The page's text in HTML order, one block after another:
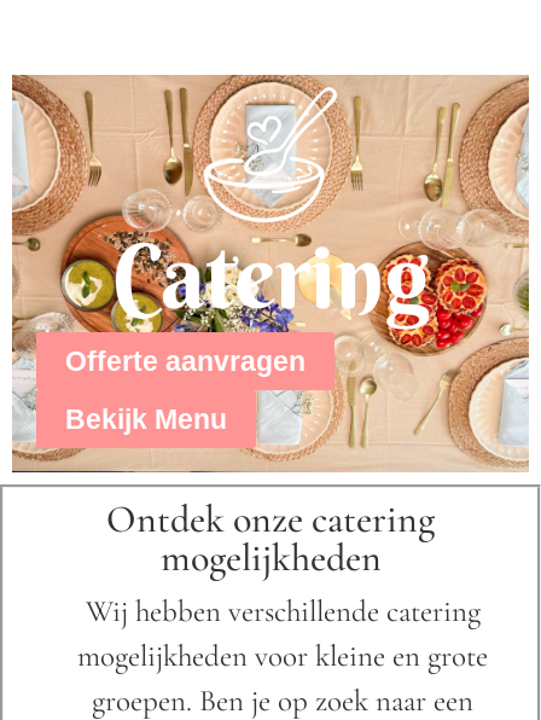
Catering
Offerte aanvragen
Bekijk Menu
Ontdek onze catering
mogelijkheden
Wij hebben verschillende catering
mogelijkheden voor kleine en grote
groepen. Ben je op zoek naar een